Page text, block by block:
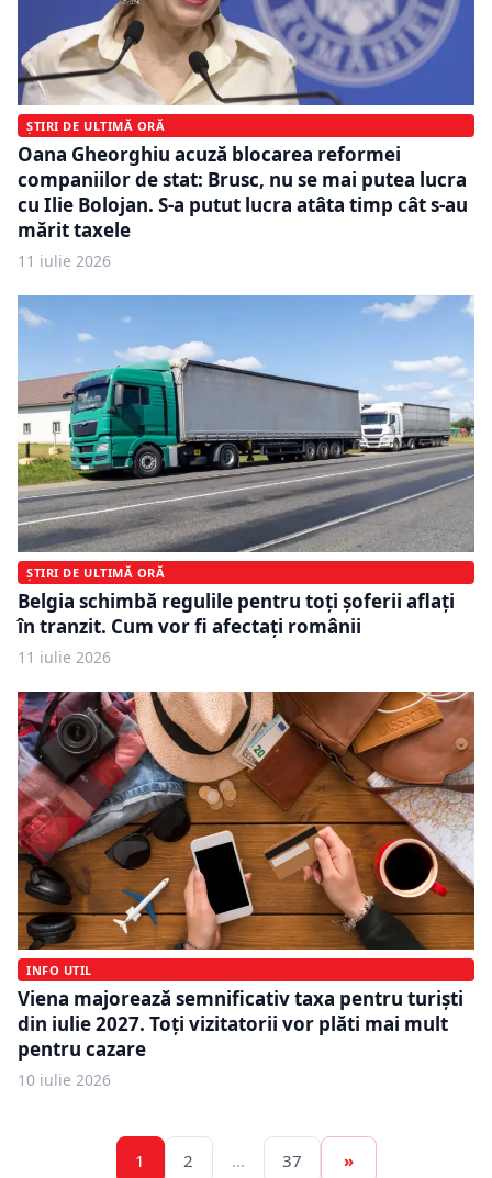
ȘTIRI DE ULTIMĂ ORĂ
Oana Gheorghiu acuză blocarea reformei
companiilor de stat: Brusc, nu se mai putea lucra
cu Ilie Bolojan. S-a putut lucra atâta timp cât s-au
mărit taxele
11 iulie 2026
ȘTIRI DE ULTIMĂ ORĂ
Belgia schimbă regulile pentru toți șoferii aflați
în tranzit. Cum vor fi afectați românii
11 iulie 2026
INFO UTIL
Viena majorează semnificativ taxa pentru turiști
din iulie 2027. Toți vizitatorii vor plăti mai mult
pentru cazare
10 iulie 2026
1 2 … 37 »